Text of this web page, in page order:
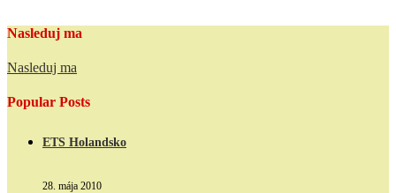
Nasleduj ma
Nasleduj ma
Popular Posts
ETS Holandsko
28. mája 2010